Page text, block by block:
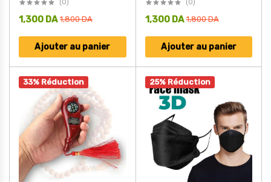
(0)
1,800DA
1,300 DA
Ajouter au panier
(0)
1,800DA
1,300 DA
Ajouter au panier
33% Réduction 25% Réduction